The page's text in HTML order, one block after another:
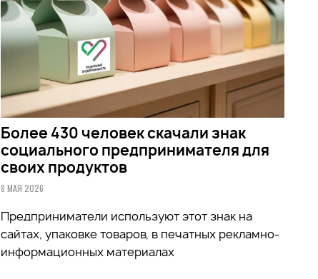
Более 430 человек скачали знак
социального предпринимателя для
своих продуктов
8 МАЯ 2026
Предприниматели используют этот знак на
сайтах, упаковке товаров, в печатных рекламно-
информационных материалах